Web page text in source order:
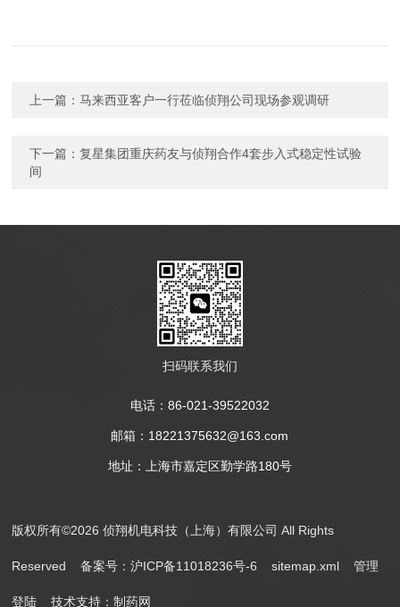
上一篇：马来西亚客户一行莅临侦翔公司现场参观调研
下一篇：复星集团重庆药友与侦翔合作4套步入式稳定性试验
间
扫码联系我们
电话：86-021-39522032
邮箱：18221375632@163.com
地址：上海市嘉定区勤学路180号
版权所有©2026 侦翔机电科技（上海）有限公司 All Rights
Reserved备案号：沪ICP备11018236号-6 sitemap.xml 管理
登陆 技术支持：制药网